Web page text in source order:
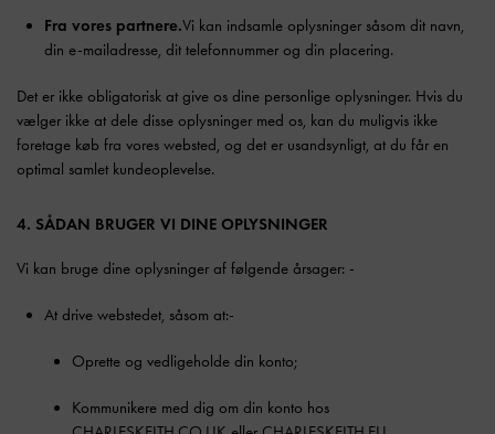
Fra vores partnere.Vi kan indsamle oplysninger såsom dit navn,
din e-mailadresse, dit telefonnummer og din placering.
Det er ikke obligatorisk at give os dine personlige oplysninger. Hvis du
vælger ikke at dele disse oplysninger med os, kan du muligvis ikke
foretage køb fra vores websted, og det er usandsynligt, at du får en
optimal samlet kundeoplevelse.
4. SÅDAN BRUGER VI DINE OPLYSNINGER
Vi kan bruge dine oplysninger af følgende årsager: -
At drive webstedet, såsom at:-
Oprette og vedligeholde din konto;
Kommunikere med dig om din konto hos